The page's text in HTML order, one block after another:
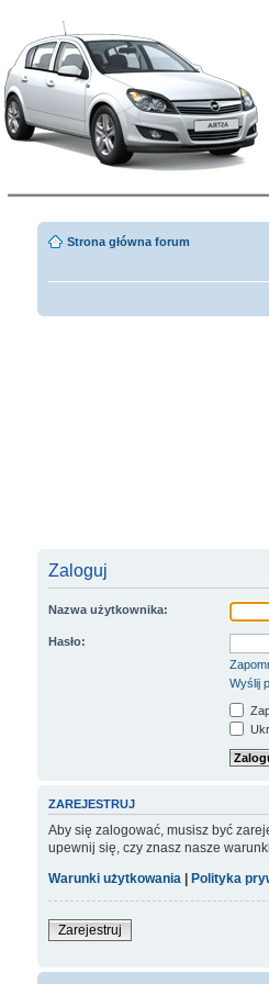
Strona główna forum
Zaloguj
Nazwa użytkownika:
Hasło:
Wyślij
ZAREJESTRUJ
Aby się zalogować, musisz być
upewnij się, czy znasz nasze
Warunki użytkowania | Polityka
Zarejestruj